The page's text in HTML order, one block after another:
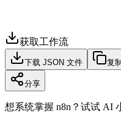
获取工作流
下载 JSON 文件 复
分享
想系统掌握 n8n？试试 AI